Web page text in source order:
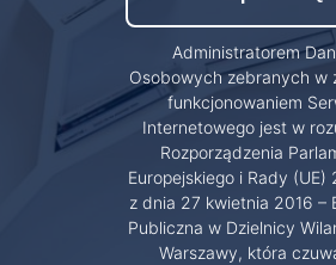
Administratorem
Osobowych zebranych w
funkcjonowaniem
Internetowego jest w
Rozporządzenia
Europejskiego i Rady (UE)
z dnia 27 kwietnia 2016 –
Publiczna w Dzielnicy
Warszawy, która